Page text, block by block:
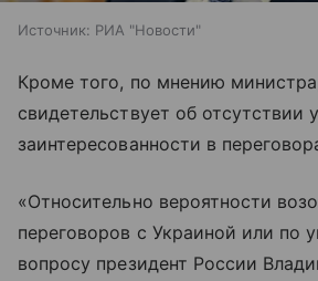
Источник: РИА "Новости"
Кроме того, по мнению
свидетельствует об отсутствии
заинтересованности в
«Относительно вероятности
переговоров с Украиной или по
вопросу президент России